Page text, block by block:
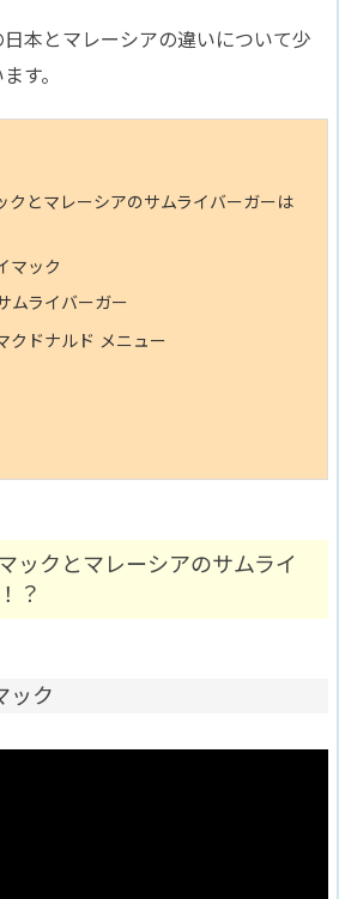
本とマレーシアの違いについて少
す。
クとマレーシアのサムライバーガーは
マック
ムライバーガー
クドナルド メニュー
ックとマレーシアのサムライ
？
ック